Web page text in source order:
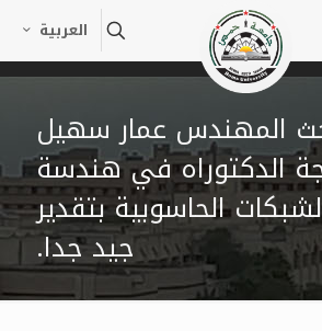
العربية
المهندس عمار سهيل
الدكتوراه في هندسة
الحاسوبية بتقدير
جيد جدا.